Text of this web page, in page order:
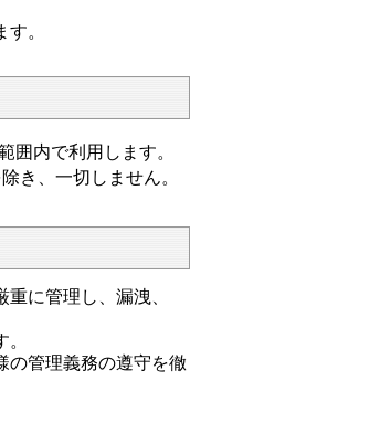
。
内で利用します。
き、一切しません。
に管理し、漏洩、
の管理義務の遵守を徹